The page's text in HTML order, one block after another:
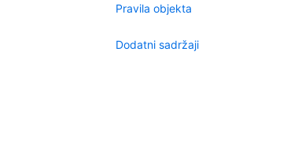
Pravila objekta
Dodatni sadržaji